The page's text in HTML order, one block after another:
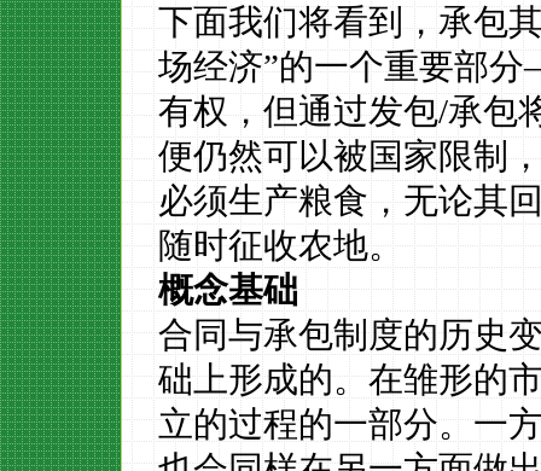
下面我们将看到，承包
场经济”的一个重要部
有权，但通过发包/承包
便仍然可以被国家限制
必须生产粮食，无论其
随时征收农地。
概念基础
合同与承包制度的历史
础上形成的。在雏形的
立的过程的一部分。一